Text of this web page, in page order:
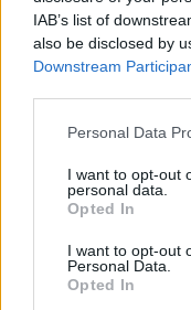
IAB’s list of
also be disclosed by
Downstream
Personal Data
I want to opt-out
personal data.
Opted In
I want to opt-out
Personal Data.
Opted In
Qué se
Eventos
Los mejores
nuestra
Crea una
quieras
¿Qué día
Calendarios